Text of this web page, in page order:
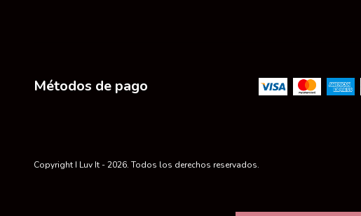
Métodos de pago
Copyright I Luv It - 2026. Todos los derechos reservados.